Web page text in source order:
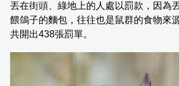
丟在街頭、綠地上的人處以罰款，因為
餵鴿子的麵包，往往也是鼠群的食物來
共開出438張罰單。